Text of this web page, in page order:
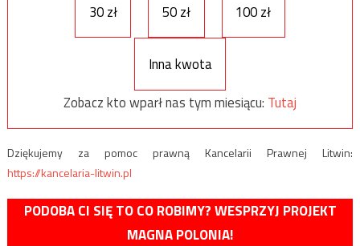
30 zł
50 zł 100 zł
Inna kwota
Zobacz kto wparł nas tym miesiącu: Tutaj
Dziękujemy za pomoc prawną Kancelarii Prawnej Litwin:
https://kancelaria-litwin.pl
PODOBA CI SIĘ TO CO ROBIMY? WESPRZYJ PROJEKT
MAGNA POLONIA!